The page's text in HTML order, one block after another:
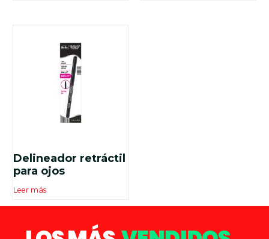
Delineador retráctil
para ojos
Leer más